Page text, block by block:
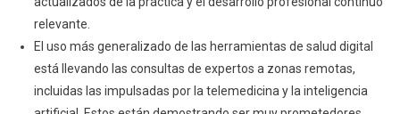
relevante.
El uso más generalizado de las herramientas de salud digital
está llevando las consultas de expertos a zonas remotas,
incluidas las impulsadas por la telemedicina y la inteligencia